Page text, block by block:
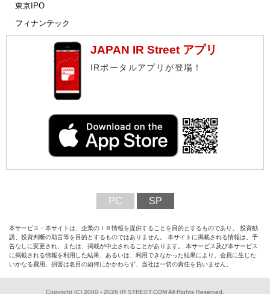
東京IPO
フィナンテック
JAPAN IR Street アプリ
IRポータルアプリが登場！
PC SP
本サービス・本サイトは、企業のＩＲ情報を提供することを目的とするものであり、 投資勧
誘、投資判断の助言等を目的とするものではありません。 本サイトに掲載される情報は、予
告なしに変更され、または、掲載が中止されることがあります。 本サービス及び本サービス
に掲載される情報を利用した結果、あるいは、利用できなかった結果により、会員に生じた
いかなる費用、損害は名目の如何にかかわらず、当社は一切の責任を負いません。
Copyright (C) 2000 - 2026 IR STREET.COM All Rights Reserved.